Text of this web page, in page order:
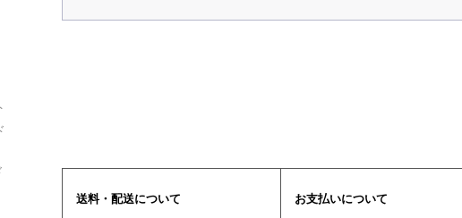
送料・配送について お支払いについて